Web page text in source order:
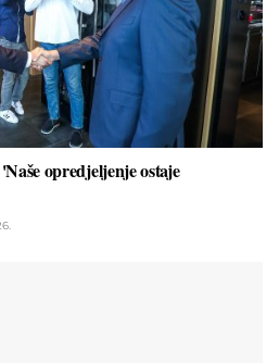
opredjeljenje ostaje